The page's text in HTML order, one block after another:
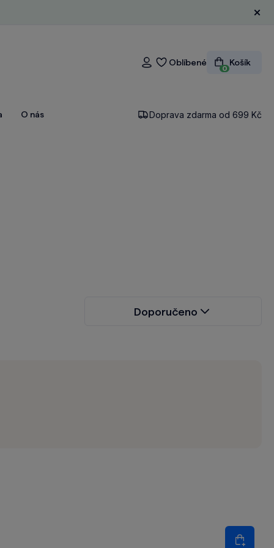
Přihlášení
Oblíbené
0
Košík
O nás Doprava zdarma od 699 Kč
Doporučeno
Množství